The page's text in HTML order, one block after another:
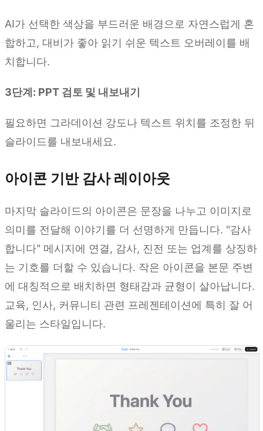
AI가 선택한 색상을 부드러운 배경으로 자연스럽게 혼
합하고, 대비가 좋아 읽기 쉬운 텍스트 오버레이를 배
치합니다.
3단계: PPT 검토 및 내보내기
필요하면 그라데이션 강도나 텍스트 위치를 조정한 뒤
슬라이드를 내보내세요.
아이콘 기반 감사 레이아웃
마지막 슬라이드의 아이콘은 문장을 나누고 이미지로
의미를 전달해 이야기를 더 선명하게 만듭니다. "감사
합니다" 메시지에 연결, 감사, 진전 또는 업계를 상징하
는 기호를 더할 수 있습니다. 작은 아이콘을 본문 주변
에 대칭적으로 배치하면 형태감과 균형이 살아납니다.
교육, 인사, 커뮤니티 관련 프레젠테이션에 특히 잘 어
울리는 스타일입니다.